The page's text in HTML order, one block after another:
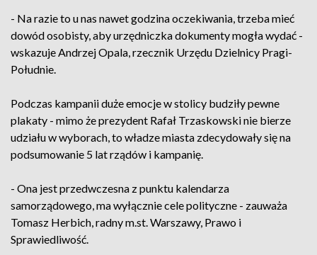
- Na razie to u nas nawet godzina oczekiwania, trzeba mieć
dowód osobisty, aby urzędniczka dokumenty mogła wydać -
wskazuje Andrzej Opala, rzecznik Urzędu Dzielnicy Pragi-
Południe.
Podczas kampanii duże emocje w stolicy budziły pewne
plakaty - mimo że prezydent Rafał Trzaskowski nie bierze
udziału w wyborach, to władze miasta zdecydowały się na
podsumowanie 5 lat rządów i kampanię.
- Ona jest przedwczesna z punktu kalendarza
samorządowego, ma wyłącznie cele polityczne - zauważa
Tomasz Herbich, radny m.st. Warszawy, Prawo i
Sprawiedliwość.